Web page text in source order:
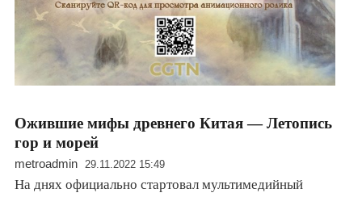
Ожившие мифы древнего Китая — Летопись
гор и морей
metroadmin 29.11.2022 15:49
На днях официально стартовал мультимедийный